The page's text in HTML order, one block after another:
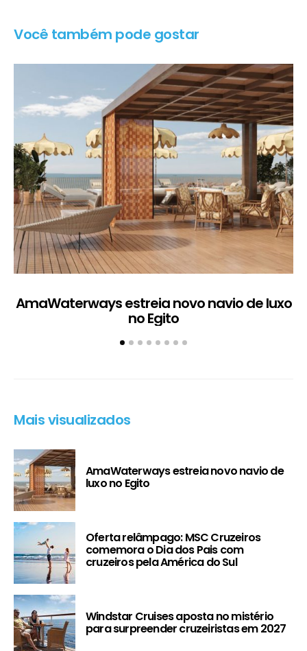
Você também pode gostar
AmaWaterways estreia novo navio de luxo
no Egito
Mais visualizados
AmaWaterways estreia novo navio de
luxo no Egito
Oferta relâmpago: MSC Cruzeiros
comemora o Dia dos Pais com
cruzeiros pela América do Sul
Windstar Cruises aposta no mistério
para surpreender cruzeiristas em 2027